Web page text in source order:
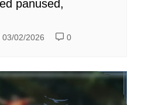
panused,
03/02/2026 0